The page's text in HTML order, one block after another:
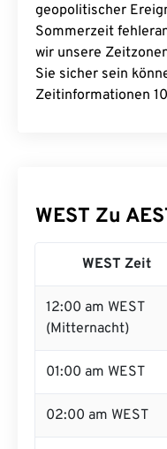
geopolitischer
Sommerzeit
wir unsere
Sie sicher sein
Zeitinformationen
WEST Zu
WEST Zeit
12:00 am WEST
(Mitternacht)
01:00 am WEST
02:00 am WEST